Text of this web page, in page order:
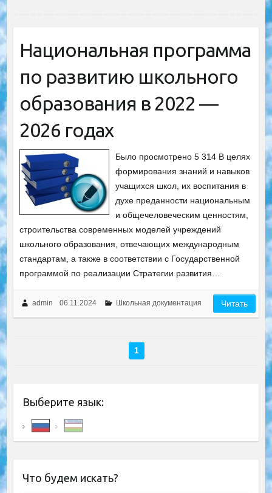
Национальная программа
по развитию школьного
образования в 2022 —
2026 годах
Было просмотрено 5 314 В целях
формирования знаний и навыков
учащихся школ, их воспитания в
духе преданности национальным
и общечеловеческим ценностям,
строительства современных моделей учреждений
школьного образования, отвечающих международным
стандартам, а также в соответствии с Государственной
программой по реализации Стратегии развития…
admin 06.11.2024 Школьная документация Читать
1
Выберите язык:
Что будем искать?